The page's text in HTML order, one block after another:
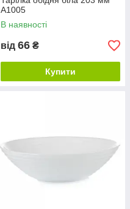
A1005
В наявності
від 66 ₴
Купити